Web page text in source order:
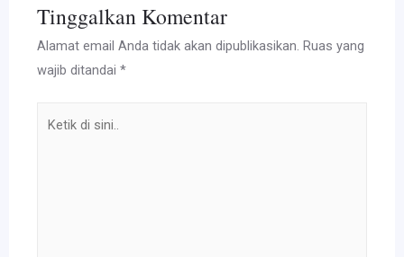
Tinggalkan Komentar
Alamat email Anda tidak akan dipublikasikan. Ruas yang
wajib ditandai*